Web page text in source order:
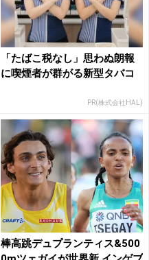
「たばこ税なし」思わぬ朗報
に喫煙者が群がる新型タバコ
PR(株式会社HAL)
棒高跳デュプランティス&500